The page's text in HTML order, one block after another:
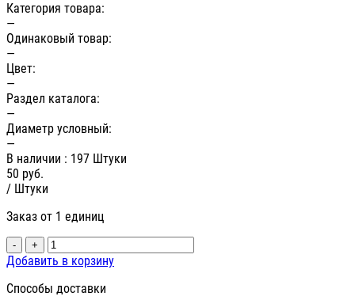
Категория товара:
—
Одинаковый товар:
—
Цвет:
—
Раздел каталога:
—
Диаметр условный:
—
В наличии : 197 Штуки
50 руб.
/ Штуки
Заказ от 1 единиц
- +
Добавить в корзину
Способы доставки